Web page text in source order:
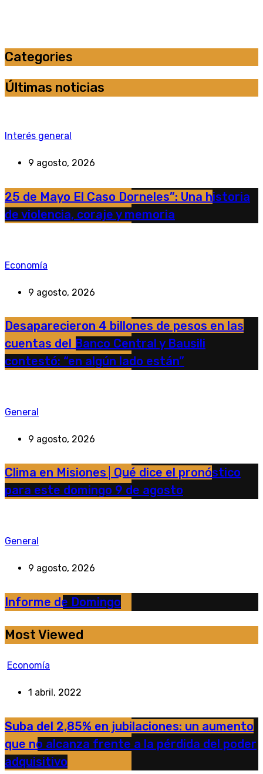
Categories
Últimas noticias
Interés general
9 agosto, 2026
25 de Mayo El Caso Dorneles”: Una historia
de violencia, coraje y memoria
Economía
9 agosto, 2026
Desaparecieron 4 billones de pesos en las
cuentas del Banco Central y Bausili
contestó: “en algún lado están”
General
9 agosto, 2026
Clima en Misiones│Qué dice el pronóstico
para este domingo 9 de agosto
General
9 agosto, 2026
Informe de Domingo
Most Viewed
Economía
1 abril, 2022
Suba del 2,85% en jubilaciones: un aumento
que no alcanza frente a la pérdida del poder
adquisitivo